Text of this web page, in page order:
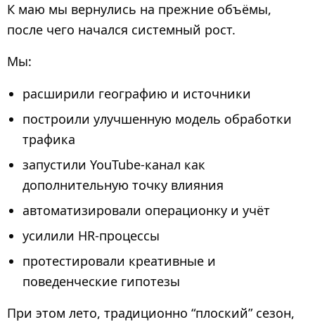
К маю мы вернулись на прежние объёмы,
после чего начался системный рост.
Мы:
расширили географию и источники
построили улучшенную модель обработки
трафика
запустили YouTube-канал как
дополнительную точку влияния
автоматизировали операционку и учёт
усилили HR-процессы
протестировали креативные и
поведенческие гипотезы
При этом лето, традиционно “плоский” сезон,